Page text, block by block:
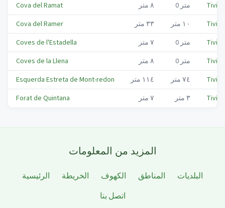
Cova del Ramat
٨ متر 0 متر
Cova del Ramer
٣٣ متر ١٠ متر
Coves de l'Estadella
٧ متر 0 متر
Coves de la Llena
٨ متر 0 متر
Esquerda Estreta de Mont-redon
١١٤ متر ٧٤ متر
Forat de Quintana
٧ متر ٣ متر
المزيد من المعلومات
الرئيسية الخريطة الكهوف المناطق
البلديات
اتصل بنا